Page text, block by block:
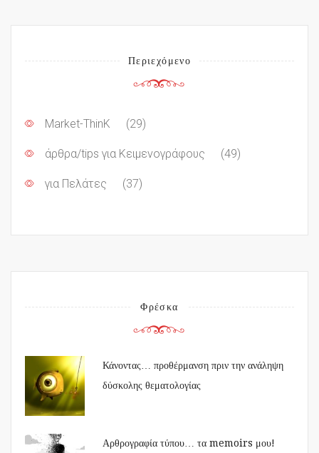
Περιεχόμενο
Market-ThinK (29)
άρθρα/tips για Κειμενογράφους (49)
για Πελάτες (37)
Φρέσκα
Κάνοντας… προθέρμανση πριν την ανάληψη
δύσκολης θεματολογίας
Αρθρογραφία τύπου… τα memoirs μου!